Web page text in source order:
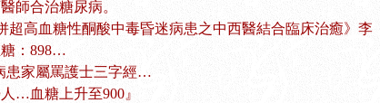
師合治糖尿病。
超高血糖性酮酸中毒昏迷病患之中西醫結合臨床治癒》李
：898…
患家屬罵護士三字經…
…血糖上升至900』